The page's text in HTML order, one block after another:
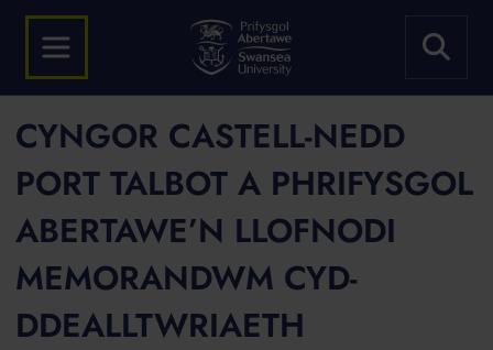
CYNGOR CASTELL-NEDD
PORT TALBOT A PHRIFYSGOL
ABERTAWE’N LLOFNODI
MEMORANDWM CYD-
DDEALLTWRIAETH